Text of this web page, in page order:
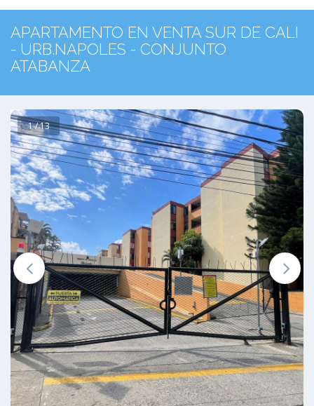
APARTAMENTO EN VENTA SUR DE CALI
- URB.NAPOLES - CONJUNTO
ATABANZA
1 / 13